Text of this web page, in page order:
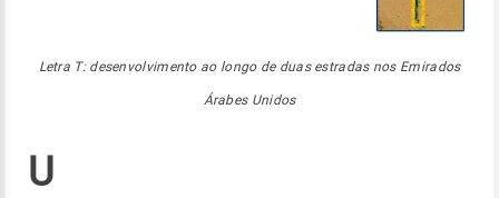
Letra T: desenvolvimento ao longo de duas estradas nos Emirados
Árabes Unidos
U